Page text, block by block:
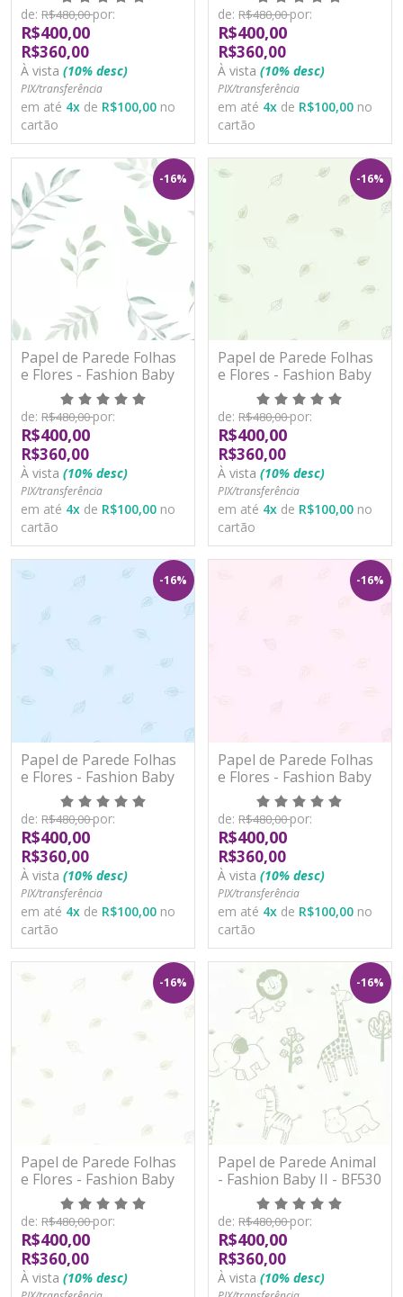
de: R$480,00por:
R$400,00
R$360,00
À vista (10% desc)
PIX/transferência
em até 4x de R$100,00 no
cartão
de: R$480,00por:
R$400,00
R$360,00
À vista (10% desc)
PIX/transferência
em até 4x de R$100,00 no
cartão
-16%
Papel de Parede Folhas
e Flores - Fashion Baby
II - BF525 - Vinílico
de: R$480,00por:
R$400,00
R$360,00
À vista (10% desc)
PIX/transferência
em até 4x de R$100,00 no
cartão
-16%
Papel de Parede Folhas
e Flores - Fashion Baby
II - BF526 - Vinílico
de: R$480,00por:
R$400,00
R$360,00
À vista (10% desc)
PIX/transferência
em até 4x de R$100,00 no
cartão
-16%
Papel de Parede Folhas
e Flores - Fashion Baby
II - BF527 - Vinílico
de: R$480,00por:
R$400,00
R$360,00
À vista (10% desc)
PIX/transferência
em até 4x de R$100,00 no
cartão
-16%
Papel de Parede Folhas
e Flores - Fashion Baby
II - BF528 - Vinílico
de: R$480,00por:
R$400,00
R$360,00
À vista (10% desc)
PIX/transferência
em até 4x de R$100,00 no
cartão
-16%
Papel de Parede Folhas
e Flores - Fashion Baby
II - BF529 - Vinílico
de: R$480,00por:
R$400,00
R$360,00
À vista (10% desc)
-16%
Papel de Parede Animal
- Fashion Baby II - BF530
- Vinílico
de: R$480,00por:
R$400,00
R$360,00
À vista (10% desc)